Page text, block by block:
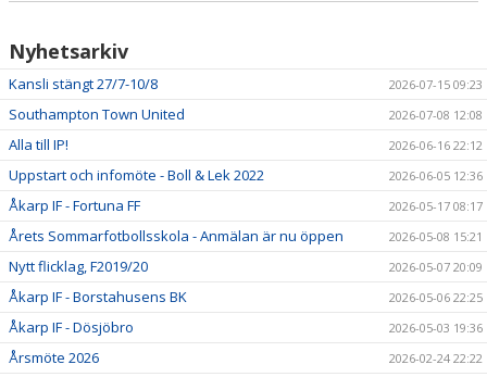
Nyhetsarkiv
Kansli stängt 27/7-10/8 2026-07-15 09:23
Southampton Town United 2026-07-08 12:08
Alla till IP! 2026-06-16 22:12
Uppstart och infomöte - Boll & Lek 2022 2026-06-05 12:36
Åkarp IF - Fortuna FF 2026-05-17 08:17
Årets Sommarfotbollsskola - Anmälan är nu öppen 2026-05-08 15:21
Nytt flicklag, F2019/20 2026-05-07 20:09
Åkarp IF - Borstahusens BK 2026-05-06 22:25
Åkarp IF - Dösjöbro 2026-05-03 19:36
Årsmöte 2026 2026-02-24 22:22